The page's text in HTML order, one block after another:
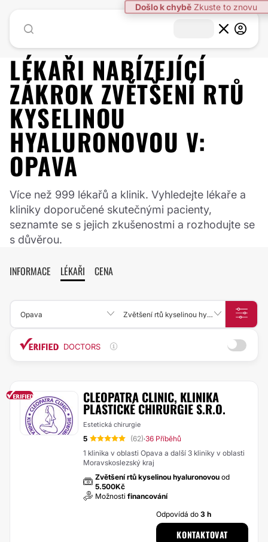
Došlo k chybě Zkuste to znovu
LÉKAŘI NABÍZEJÍCÍ
ZÁKROK ZVĚTŠENÍ RTŮ
KYSELINOU
HYALURONOVOU V:
OPAVA
Více než 999 lékařů a klinik. Vyhledejte lékaře a
kliniky doporučené skutečnými pacienty,
seznamte se s jejich zkušenostmi a rozhodujte se
s důvěrou.
INFORMACE LÉKAŘI CENA
Opava Zvětšení rtů kyselinou hyaluronovou
DOCTORS
CLEOPATRA CLINIC, KLINIKA
PLASTICKÉ CHIRURGIE S.R.O.
Estetická chirurgie
5 (62)·36 Příběhů
1 klinika v oblasti Opava a další 3 kliniky v oblasti
Moravskoslezský kraj
Zvětšení rtů kyselinou hyaluronovou od
5.500Kč
Možnosti financování
Odpovídá do3 h
KONTAKTOVAT